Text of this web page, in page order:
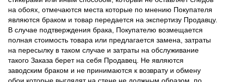
на обоях, отмечаются места которые по мнению Покупателя
являются браком и товар передается на экспертизу Продавцу.
В случае подтверждения брака, Покупателю возмещается
полная стоимость товара или предлагается замена, затраты
на пересылку в таком случае и затраты на обслуживание
такого Заказа берет на себя Продавец. Не являются
заводским браком и не принимаются к возврату и обмену
обои которые выглядят на стене не должным образом, по